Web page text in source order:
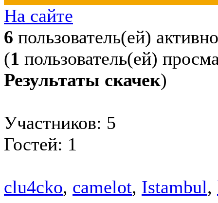
На сайте
6 пользователь(ей) активно
(1 пользователь(ей)
Результаты скачек)
Участников: 5
Гостей: 1
clu4cko, camelot, Istambul,